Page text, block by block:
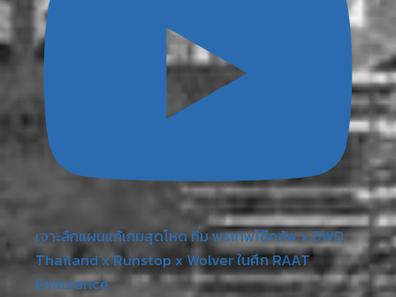
เจาะลึกแผนแก้เกมสุดโหด ทีม พรเทพโช๊คอัพ x DWD
Thailand x Runstop x Wolver ในศึก RAAT
Endurance